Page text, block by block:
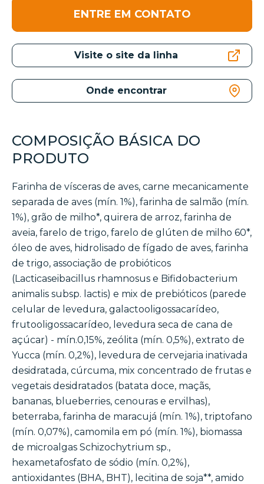
ENTRE EM CONTATO
Visite o site da linha
Onde encontrar
COMPOSIÇÃO BÁSICA DO
PRODUTO
Farinha de vísceras de aves, carne mecanicamente
separada de aves (mín. 1%), farinha de salmão (mín.
1%), grão de milho*, quirera de arroz, farinha de
aveia, farelo de trigo, farelo de glúten de milho 60*,
óleo de aves, hidrolisado de fígado de aves, farinha
de trigo, associação de probióticos
(Lacticaseibacillus rhamnosus e Bifidobacterium
animalis subsp. lactis) e mix de prebióticos (parede
celular de levedura, galactooligossacarídeo,
frutooligossacarídeo, levedura seca de cana de
açúcar) - mín.0,15%, zeólita (mín. 0,5%), extrato de
Yucca (mín. 0,2%), levedura de cervejaria inativada
desidratada, cúrcuma, mix concentrado de frutas e
vegetais desidratados (batata doce, maçãs,
bananas, blueberries, cenouras e ervilhas),
beterraba, farinha de maracujá (mín. 1%), triptofano
(mín. 0,07%), camomila em pó (mín. 1%), biomassa
de microalgas Schizochytrium sp.,
hexametafosfato de sódio (mín. 0,2%),
antioxidantes (BHA, BHT), lecitina de soja**, amido